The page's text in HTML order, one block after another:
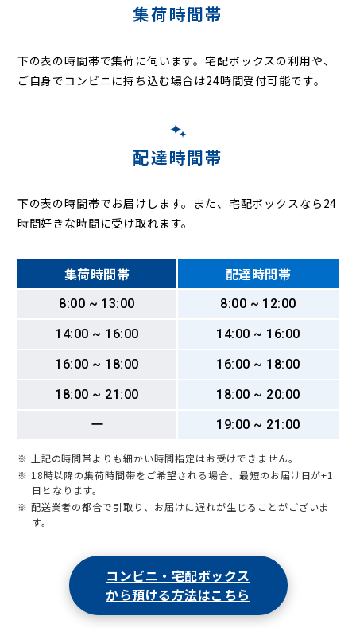
集荷時間帯
下の表の時間帯で集荷に伺います。宅配ボックスの利用や、
ご自身でコンビニに持ち込む場合は24時間受付可能です。
配達時間帯
下の表の時間帯でお届けします。また、宅配ボックスなら24
時間好きな時間に受け取れます。
集荷時間帯 配達時間帯
8:00 ~ 13:00
8:00 ~ 12:00
14:00 ~ 16:00
14:00 ~ 16:00
16:00 ~ 18:00
16:00 ~ 18:00
18:00 ~ 21:00
18:00 ~ 20:00
ー
19:00 ~ 21:00
※ 上記の時間帯よりも細かい時間指定はお受けできません。
※ 18時以降の集荷時間帯をご希望される場合、最短のお届け日が+1
日となります。
※ 配送業者の都合で引取り、お届けに遅れが生じることがございま
す。
コンビニ・宅配ボックス
から預ける方法はこちら